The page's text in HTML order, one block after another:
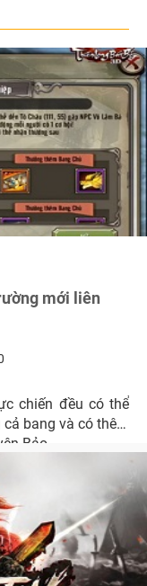
mới liên
chiến đều có thể
bang và có thêm
Bảo.